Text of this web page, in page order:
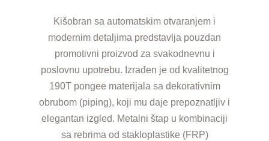
Kišobran sa automatskim otvaranjem i
modernim detaljima predstavlja pouzdan
promotivni proizvod za svakodnevnu i
poslovnu upotrebu. Izrađen je od kvalitetnog
190T pongee materijala sa dekorativnim
obrubom (piping), koji mu daje prepoznatljiv i
elegantan izgled. Metalni štap u kombinaciji
sa rebrima od stakloplastike (FRP)